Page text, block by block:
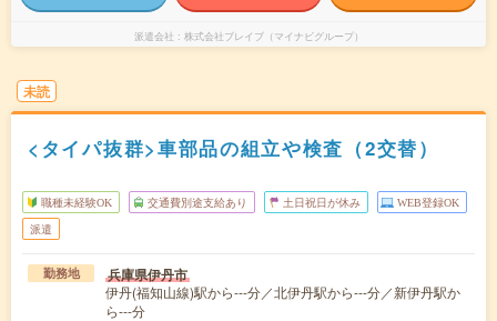
派遣会社 株式会社ブレイブ（マイナビグループ）
未読
<タイパ抜群>車部品の組立や検査（2交替）
職種未経験OK 交通費別途支給あり 土日祝日が休み WEB登録OK
派遣
勤務地 兵庫県伊丹市
伊丹(福知山線)駅から---分／北伊丹駅から---分／新伊丹駅か
ら---分